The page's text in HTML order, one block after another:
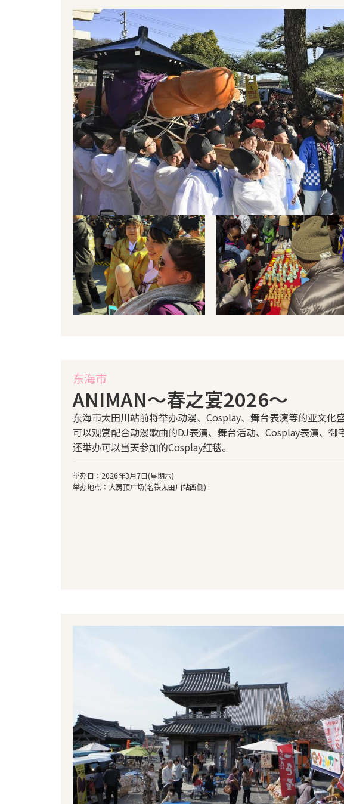
东海市
ANIMAN～春之宴2026～
东海市太田川站前将举办动漫、Cosplay、舞台表演等的亚文化盛
可以观赏配合动漫歌曲的DJ表演、舞台活动、Cosplay表演、御
还举办可以当天参加的Cosplay红毯。
举办日：2026年3月7日(星期六)
举办地点：大房顶广场(名铁太田川站西侧) :